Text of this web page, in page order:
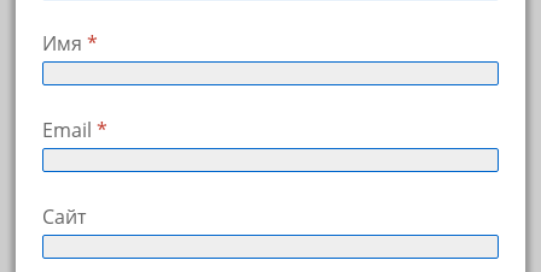
Имя *
Email *
Сайт